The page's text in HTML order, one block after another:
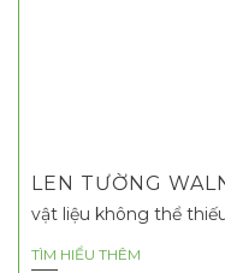
LEN TƯỜNG
vật liệu không thể
TÌM HIỂU THÊM